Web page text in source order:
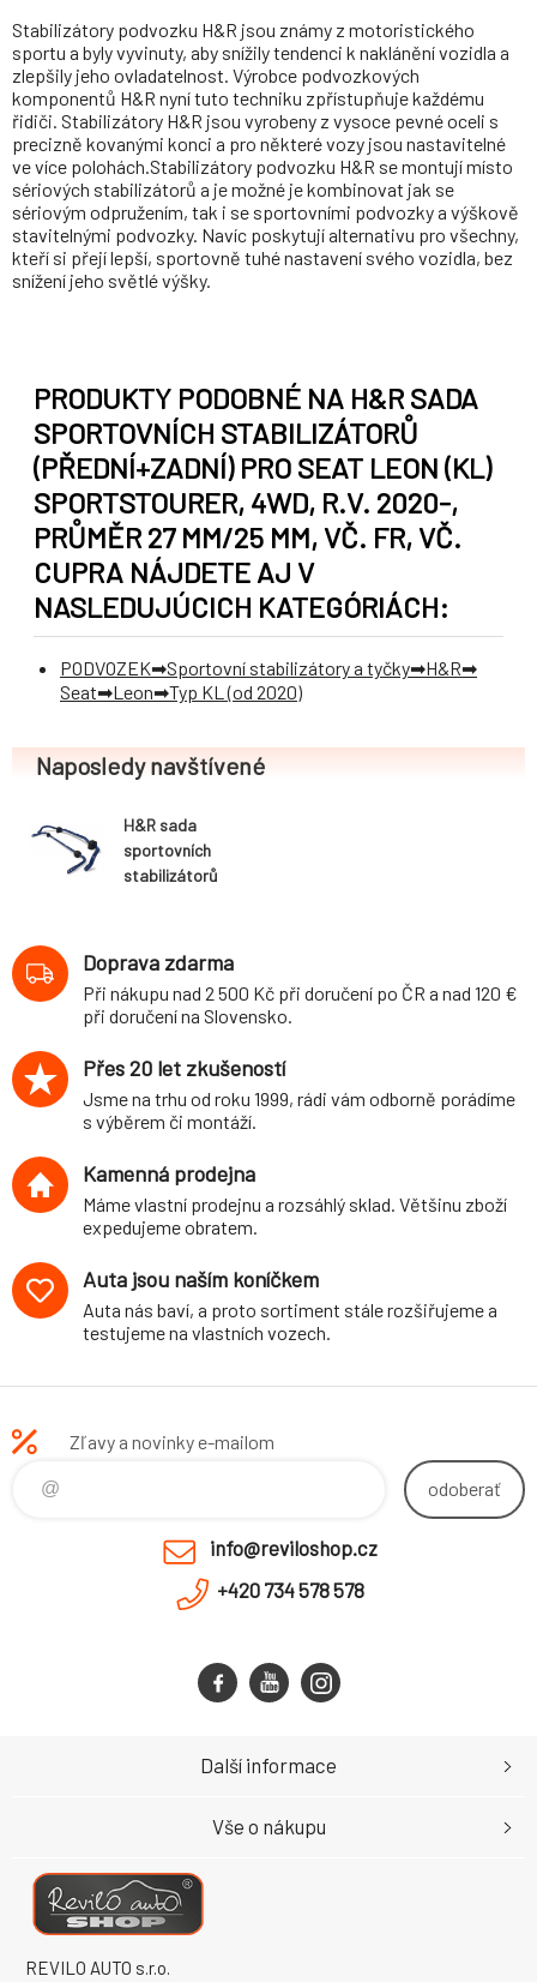
Stabilizátory podvozku H&R jsou známy z motoristického
sportu a byly vyvinuty, aby snížily tendenci k naklánění vozidla a
zlepšily jeho ovladatelnost. Výrobce podvozkových
komponentů H&R nyní tuto techniku zpřístupňuje každému
řidiči. Stabilizátory H&R jsou vyrobeny z vysoce pevné oceli s
precizně kovanými konci a pro některé vozy jsou nastavitelné
ve více polohách.Stabilizátory podvozku H&R se montují místo
sériových stabilizátorů a je možné je kombinovat jak se
sériovým odpružením, tak i se sportovními podvozky a výškově
stavitelnými podvozky. Navíc poskytují alternativu pro všechny,
kteří si přejí lepší, sportovně tuhé nastavení svého vozidla, bez
snížení jeho světlé výšky.
PRODUKTY PODOBNÉ NA H&R SADA
SPORTOVNÍCH STABILIZÁTORŮ
(PŘEDNÍ+ZADNÍ) PRO SEAT LEON (KL)
SPORTSTOURER, 4WD, R.V. 2020-,
PRŮMĚR 27 MM/25 MM, VČ. FR, VČ.
CUPRA NÁJDETE AJ V
NASLEDUJÚCICH KATEGÓRIÁCH:
PODVOZEK Sportovní stabilizátory a tyčky
H&R
Seat
Leon Typ KL (od 2020)
Naposledy navštívené
H&R sada
sportovních
stabilizátorů
Sportstourer,
4WD, r.v. 2020-,
průměr 27
FR, vč. Cupra
Doprava zdarma
Při nákupu nad 2 500 Kč při doručení po ČR a nad 120 €
při doručení na Slovensko.
Přes 20 let zkušeností
Jsme na trhu od roku 1999, rádi vám odborně porádíme
s výběrem či montáží.
Kamenná prodejna
Máme vlastní prodejnu a rozsáhlý sklad. Většinu zboží
expedujeme obratem.
Auta jsou naším koníčkem
Auta nás baví, a proto sortiment stále rozšiřujeme a
testujeme na vlastních vozech.
Zľavy a novinky e-mailom
odoberať
info@reviloshop.cz
+420 734 578 578
REVILO AUTO s.r.o.
Další informace
Vše o nákupu